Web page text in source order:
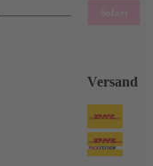
Versand